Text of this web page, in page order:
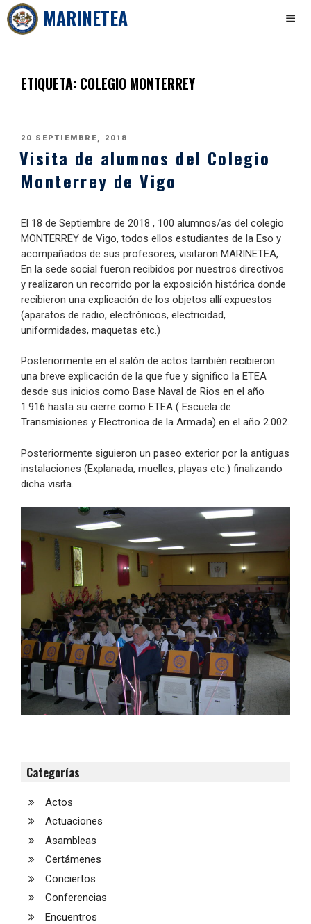
content
MARINETEA
ETIQUETA: COLEGIO MONTERREY
PUBLICADO
20 SEPTIEMBRE, 2018
Visita de alumnos del Colegio
Monterrey de Vigo
El 18 de Septiembre de 2018 , 100 alumnos/as del colegio
MONTERREY de Vigo, todos ellos estudiantes de la Eso y
acompañados de sus profesores, visitaron MARINETEA,.
En la sede social fueron recibidos por nuestros directivos
y realizaron un recorrido por la exposición histórica donde
recibieron una explicación de los objetos allí expuestos
(aparatos de radio, electrónicos, electricidad,
uniformidades, maquetas etc.)
Posteriormente en el salón de actos también recibieron
una breve explicación de la que fue y significo la ETEA
desde sus inicios como Base Naval de Rios en el año
1.916 hasta su cierre como ETEA ( Escuela de
Transmisiones y Electronica de la Armada) en el año 2.002.
Posteriormente siguieron un paseo exterior por la antiguas
instalaciones (Explanada, muelles, playas etc.) finalizando
dicha visita.
Categorías
Actos
Actuaciones
Asambleas
Certámenes
Conciertos
Conferencias
Encuentros